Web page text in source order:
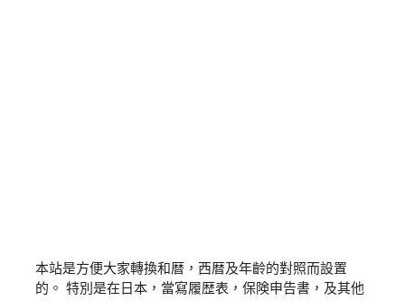
本站是方便大家轉換和暦，西暦及年齡的對照而設置
的。 特別是在日本，當寫履歴表，保険申告書，及其他